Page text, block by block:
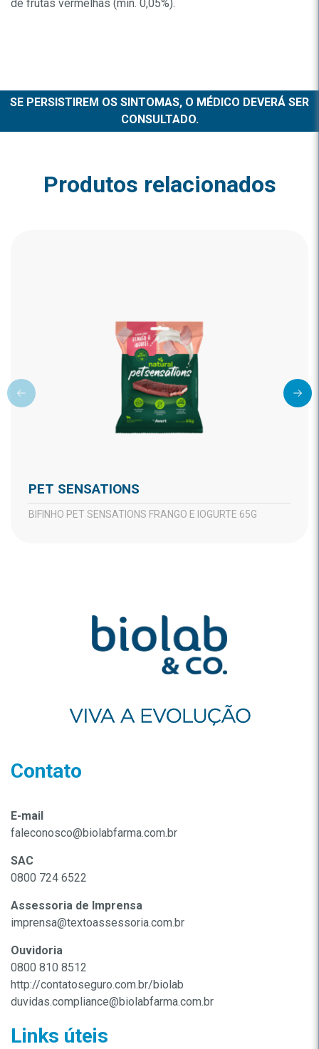
de frutas vermelhas (mín. 0,05%).
SE PERSISTIREM OS SINTOMAS, O MÉDICO DEVERÁ SER
CONSULTADO.
Produtos relacionados
PET SENSATIONS
BIFINHO PET SENSATIONS FRANGO E IOGURTE 65G
Contato
E-mail
faleconosco@biolabfarma.com.br
SAC
0800 724 6522
Assessoria de Imprensa
imprensa@textoassessoria.com.br
Ouvidoria
0800 810 8512
http://contatoseguro.com.br/biolab
duvidas.compliance@biolabfarma.com.br
Links úteis